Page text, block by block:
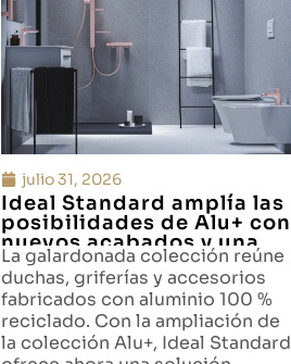
julio 31, 2026
Ideal Standard amplía las
posibilidades de Alu+ con
nuevos acabados y una
propuesta integral de
baño
La galardonada colección reúne
duchas, griferías y accesorios
fabricados con aluminio 100 %
reciclado. Con la ampliación de
la colección Alu+, Ideal Standard